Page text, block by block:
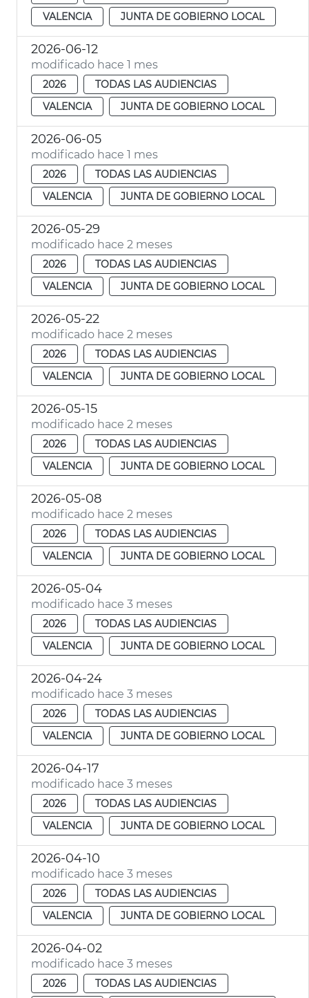
VALENCIA
JUNTA DE GOBIERNO LOCAL
2026-06-12
modificado hace 1 mes
2026
TODAS LAS AUDIENCIAS
VALENCIA
JUNTA DE GOBIERNO LOCAL
2026-06-05
modificado hace 1 mes
2026
TODAS LAS AUDIENCIAS
VALENCIA
JUNTA DE GOBIERNO LOCAL
2026-05-29
modificado hace 2 meses
2026
TODAS LAS AUDIENCIAS
VALENCIA
JUNTA DE GOBIERNO LOCAL
2026-05-22
modificado hace 2 meses
2026
TODAS LAS AUDIENCIAS
VALENCIA
JUNTA DE GOBIERNO LOCAL
2026-05-15
modificado hace 2 meses
2026
TODAS LAS AUDIENCIAS
VALENCIA
JUNTA DE GOBIERNO LOCAL
2026-05-08
modificado hace 2 meses
2026
TODAS LAS AUDIENCIAS
VALENCIA
JUNTA DE GOBIERNO LOCAL
2026-05-04
modificado hace 3 meses
2026
TODAS LAS AUDIENCIAS
VALENCIA
JUNTA DE GOBIERNO LOCAL
2026-04-24
modificado hace 3 meses
2026
TODAS LAS AUDIENCIAS
VALENCIA
JUNTA DE GOBIERNO LOCAL
2026-04-17
modificado hace 3 meses
2026
TODAS LAS AUDIENCIAS
VALENCIA
JUNTA DE GOBIERNO LOCAL
2026-04-10
modificado hace 3 meses
2026
TODAS LAS AUDIENCIAS
VALENCIA
JUNTA DE GOBIERNO LOCAL
2026-04-02
modificado hace 3 meses
2026
TODAS LAS AUDIENCIAS